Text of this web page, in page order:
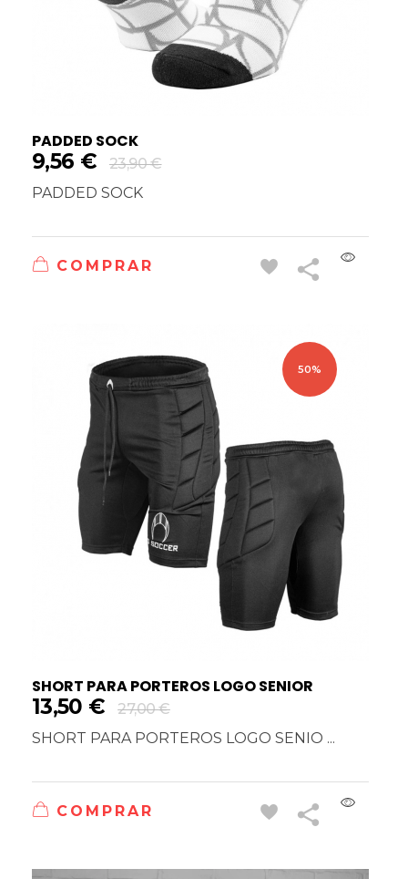
PADDED SOCK
9,56 € 23,90€
PADDED SOCK
COMPRAR
50%
SHORT PARA PORTEROS LOGO SENIOR
13,50 € 27,00€
SHORT PARA PORTEROS LOGO SENIO ...
COMPRAR